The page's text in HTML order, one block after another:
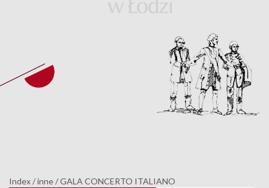
Index/inne/GALA CONCERTO ITALIANO